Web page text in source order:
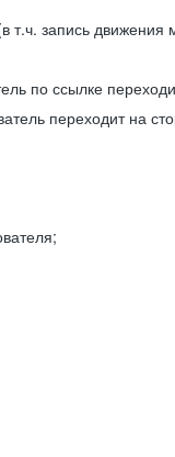
запись
по ссылке
переходит на